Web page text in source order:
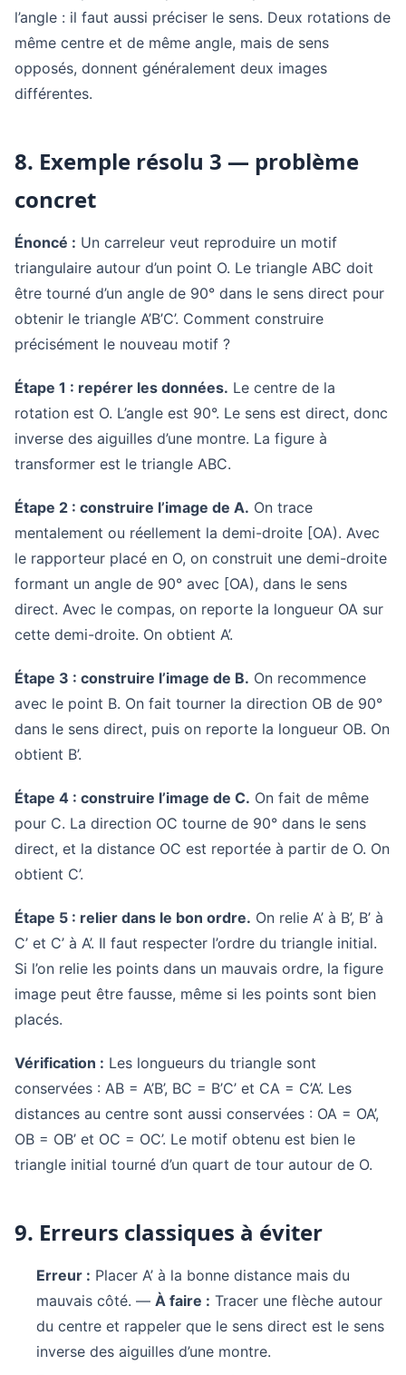
l’angle : il faut aussi préciser le sens. Deux rotations de
même centre et de même angle, mais de sens
opposés, donnent généralement deux images
différentes.
8. Exemple résolu 3 — problème
concret
Énoncé : Un carreleur veut reproduire un motif
triangulaire autour d’un point O. Le triangle ABC doit
être tourné d’un angle de 90° dans le sens direct pour
obtenir le triangle A’B’C’. Comment construire
précisément le nouveau motif ?
Étape 1 : repérer les données. Le centre de la
rotation est O. L’angle est 90°. Le sens est direct, donc
inverse des aiguilles d’une montre. La figure à
transformer est le triangle ABC.
Étape 2 : construire l’image de A. On trace
mentalement ou réellement la demi-droite [OA). Avec
le rapporteur placé en O, on construit une demi-droite
formant un angle de 90° avec [OA), dans le sens
direct. Avec le compas, on reporte la longueur OA sur
cette demi-droite. On obtient A’.
Étape 3 : construire l’image de B. On recommence
avec le point B. On fait tourner la direction OB de 90°
dans le sens direct, puis on reporte la longueur OB. On
obtient B’.
Étape 4 : construire l’image de C. On fait de même
pour C. La direction OC tourne de 90° dans le sens
direct, et la distance OC est reportée à partir de O. On
obtient C’.
Étape 5 : relier dans le bon ordre. On relie A’ à B’, B’ à
C’ et C’ à A’. Il faut respecter l’ordre du triangle initial.
Si l’on relie les points dans un mauvais ordre, la figure
image peut être fausse, même si les points sont bien
placés.
Vérification : Les longueurs du triangle sont
conservées : AB = A’B’, BC = B’C’ et CA = C’A’. Les
distances au centre sont aussi conservées : OA = OA’,
OB = OB’ et OC = OC’. Le motif obtenu est bien le
triangle initial tourné d’un quart de tour autour de O.
9. Erreurs classiques à éviter
Erreur : Placer A’ à la bonne distance mais du
mauvais côté. — À faire : Tracer une flèche autour
du centre et rappeler que le sens direct est le sens
inverse des aiguilles d’une montre.